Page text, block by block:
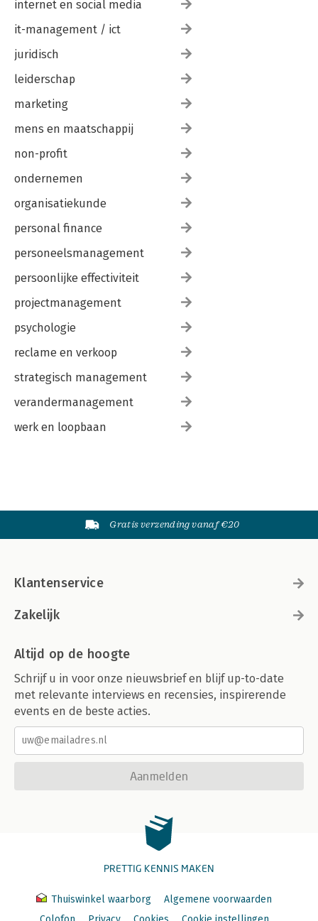
internet en social media
it-management / ict
juridisch
leiderschap
marketing
mens en maatschappij
non-profit
ondernemen
organisatiekunde
personal finance
personeelsmanagement
persoonlijke effectiviteit
projectmanagement
psychologie
reclame en verkoop
strategisch management
verandermanagement
werk en loopbaan
Gratis verzending vanaf €20
Klantenservice
Zakelijk
Altijd op de hoogte
Schrijf u in voor onze nieuwsbrief en blijf up-to-date
met relevante interviews en recensies, inspirerende
events en de beste acties.
Aanmelden
PRETTIG KENNIS MAKEN
Thuiswinkel waarborg
Algemene voorwaarden